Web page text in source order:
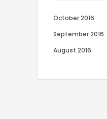
October 2016
September 2016
August 2016